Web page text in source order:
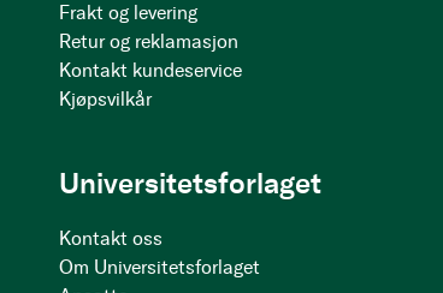
Frakt og levering
Retur og reklamasjon
Kontakt kundeservice
Kjøpsvilkår
Universitetsforlaget
Kontakt oss
Om Universitetsforlaget